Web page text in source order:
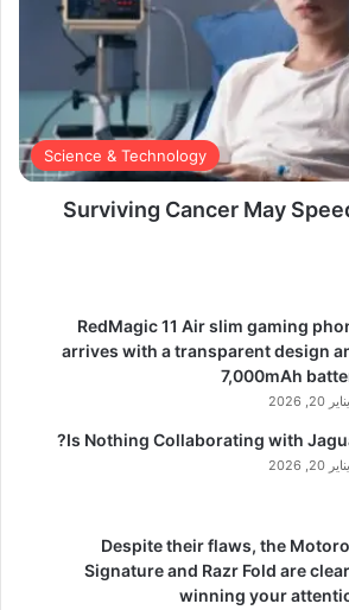
Science & Technology
Surviving Cancer May
RedMagic 11 Air slim gaming
arrives with a transparent design
7,000mAh
يناير 20, 2026
Is Nothing Collaborating with
يناير 20, 2026
Despite their flaws, the
Signature and Razr Fold are
winning your